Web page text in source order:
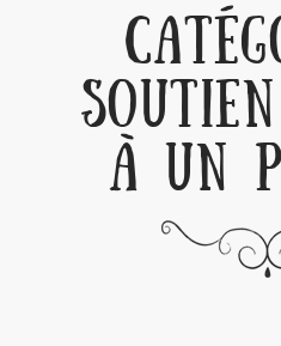
À UN